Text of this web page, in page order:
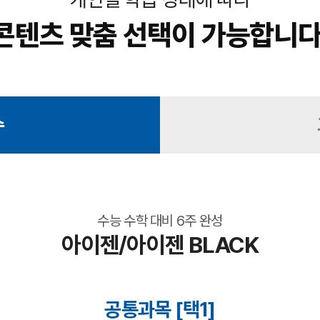
텐츠 맞춤 선택이 가능합니
수능 수학 대비 6주 완성
아이젠/아이젠 BLACK
공통과목 [택1]